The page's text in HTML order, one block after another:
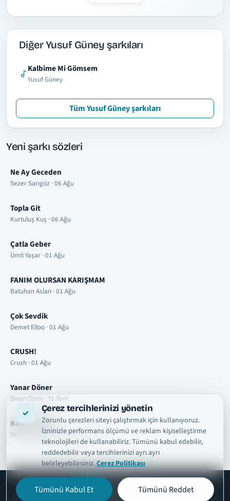
Çerez tercihlerinizi yönetin
Zorunlu çerezleri siteyi çalıştırmak için kullanıyoruz.
İzninizle performans ölçümü ve reklam kişiselleştirme
teknolojileri de kullanabiliriz. Tümünü kabul edebilir,
reddedebilir veya tercihlerinizi ayrı ayrı
belirleyebilirsiniz.Çerez Politikası
Tümünü Kabul Et Tümünü Reddet
Diğer Yusuf Güney şarkıları
Kalbime Mi Gömsem
Yusuf Güney
Tüm Yusuf Güney şarkıları
Yeni şarkı sözleri
Ne Ay Geceden
Sezer Sarıgöz · 06 Ağu
Topla Git
Kurtuluş Kuş · 06 Ağu
Çatla Geber
Ümit Yaşar · 01 Ağu
FANIM OLURSAN KARIŞMAM
Batuhan Aslan · 01 Ağu
Çok Sevdik
Demet Elloo · 01 Ağu
CRUSH!
Crush · 01 Ağu
Yanar Döner
Sinan Özen · 31 Tem
Babalar Gibi
Yaşar feat. Ozan Doğulu · 31 Tem
şarkısözleritr